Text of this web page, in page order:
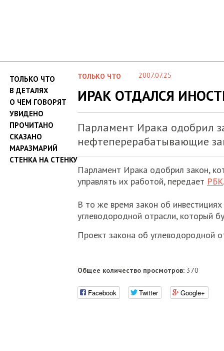
ТОЛЬКО ЧТО
В ДЕТАЛЯХ
О ЧЕМ ГОВОРЯТ
УВИДЕНО
ПРОЧИТАНО
СКАЗАНО
МАРАЗМАРИЙ
СТЕНКА НА СТЕНКУ
ТОЛЬКО ЧТО 2007.07.25
ИРАК ОТДАЛСЯ
Парламент Ирака одобрил
нефтеперерабатывающие
Парламент Ирака одобрил закон,
управлять их работой, передает РБК.
В то же время закон об
углеводородной отрасли, который
Проект закона об углеводородной
Общее количество просмотров: 370
Facebook Twitter Google+